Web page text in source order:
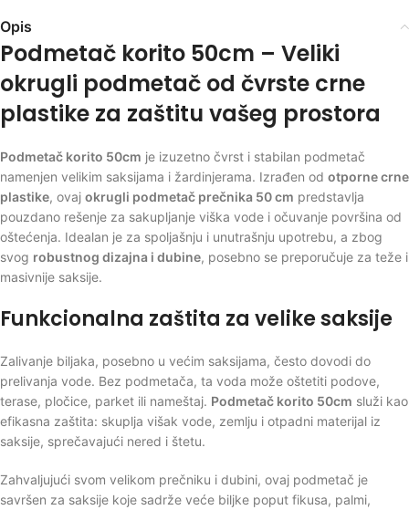
Opis
Podmetač korito 50cm – Veliki
okrugli podmetač od čvrste crne
plastike za zaštitu vašeg prostora
Podmetač korito 50cm je izuzetno čvrst i stabilan podmetač
namenjen velikim saksijama i žardinjerama. Izrađen od otporne crne
plastike, ovaj okrugli podmetač prečnika 50 cm predstavlja
pouzdano rešenje za sakupljanje viška vode i očuvanje površina od
oštećenja. Idealan je za spoljašnju i unutrašnju upotrebu, a zbog
svog robustnog dizajna i dubine, posebno se preporučuje za teže i
masivnije saksije.
Funkcionalna zaštita za velike saksije
Zalivanje biljaka, posebno u većim saksijama, često dovodi do
prelivanja vode. Bez podmetača, ta voda može oštetiti podove,
terase, pločice, parket ili nameštaj. Podmetač korito 50cm služi kao
efikasna zaštita: skuplja višak vode, zemlju i otpadni materijal iz
saksije, sprečavajući nered i štetu.
Zahvaljujući svom velikom prečniku i dubini, ovaj podmetač je
savršen za saksije koje sadrže veće biljke poput fikusa, palmi,